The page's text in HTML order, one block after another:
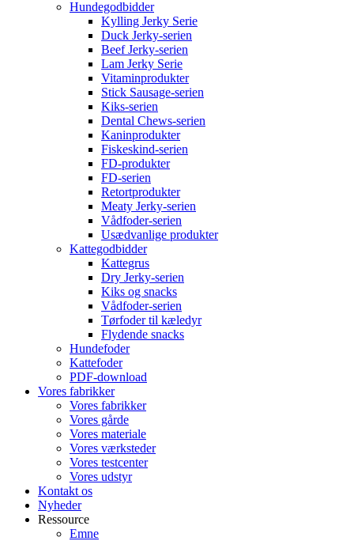
Hundegodbidder
Kylling Jerky Serie
Duck Jerky-serien
Beef Jerky-serien
Lam Jerky Serie
Vitaminprodukter
Stick Sausage-serien
Kiks-serien
Dental Chews-serien
Kaninprodukter
Fiskeskind-serien
FD-produkter
FD-serien
Retortprodukter
Meaty Jerky-serien
Vådfoder-serien
Usædvanlige produkter
Kattegodbidder
Kattegrus
Dry Jerky-serien
Kiks og snacks
Vådfoder-serien
Tørfoder til kæledyr
Flydende snacks
Hundefoder
Kattefoder
PDF-download
Vores fabrikker
Vores fabrikker
Vores gårde
Vores materiale
Vores værksteder
Vores testcenter
Vores udstyr
Kontakt os
Nyheder
Ressource
Emne